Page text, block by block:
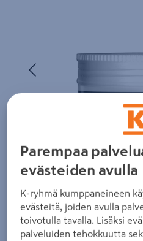
Edellinen
Parempaa
evästeiden avulla
K-ryhmä kumppaneineen
evästeitä, joiden avulla
toivotulla tavalla. Lisäksi
palveluiden tehokkuutta